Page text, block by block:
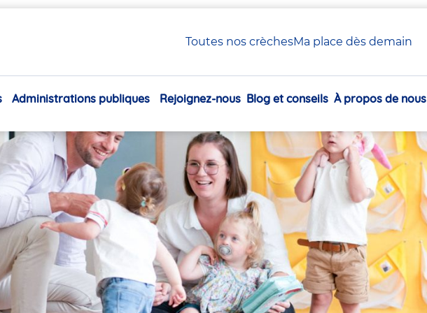
Toutes nos crèchesMa place dès demain
Navigation
Administrations publiques Rejoignez-nous Blog et conseils À propos de nous